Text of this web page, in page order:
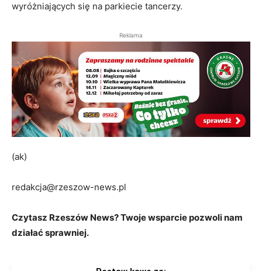
wyróżniających się na parkiecie tancerzy.
Reklama
(ak)
redakcja@rzeszow-news.pl
Czytasz Rzeszów News? Twoje wsparcie pozwoli nam
działać sprawniej.